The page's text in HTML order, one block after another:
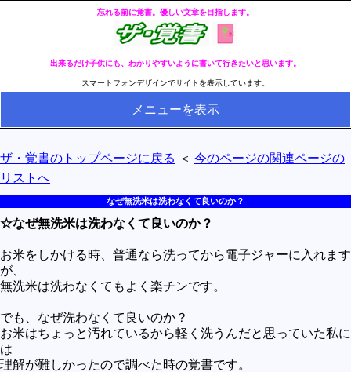
忘れる前に覚書。優しい文章を目指します。
出来るだけ子供にも、わかりやすいように書いて行きたいと思います。
スマートフォンデザインでサイトを表示しています。
メニューを表示
全ページのリストへ
健康
冬・冷え性対策
生活
外国語
買うべきか買わざるべきか
ザ・覚書のトップページに戻る ＜ 今のページの関連ページの
リストへ
なぜ無洗米は洗わなくて良いのか？
☆なぜ無洗米は洗わなくて良いのか？
お米をしかける時、普通なら洗ってから電子ジャーに入れます
が、
無洗米は洗わなくてもよく楽チンです。
でも、なぜ洗わなくて良いのか？
お米はちょっと汚れているから軽く洗うんだと思っていた私に
は
理解が難しかったので調べた時の覚書です。